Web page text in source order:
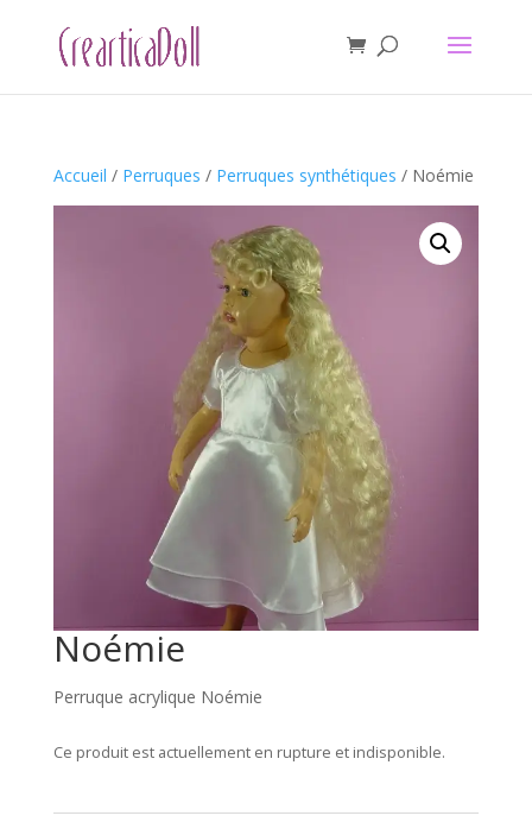
Accueil / Perruques / Perruques synthétiques / Noémie
Noémie
Perruque acrylique Noémie
Ce produit est actuellement en rupture et indisponible.